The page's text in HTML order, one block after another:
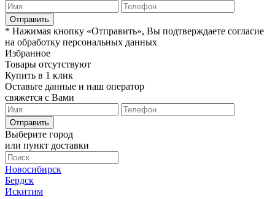
Отправить
* Нажимая кнопку «Отправить», Вы подтверждаете согласие
на обработку персональных данных
Избранное
Товары отсутствуют
Купить в 1 клик
Оставьте данные и наш оператор
свяжется с Вами
Отправить
Выберите город
или пункт доставки
Новосибирск
Бердск
Искитим